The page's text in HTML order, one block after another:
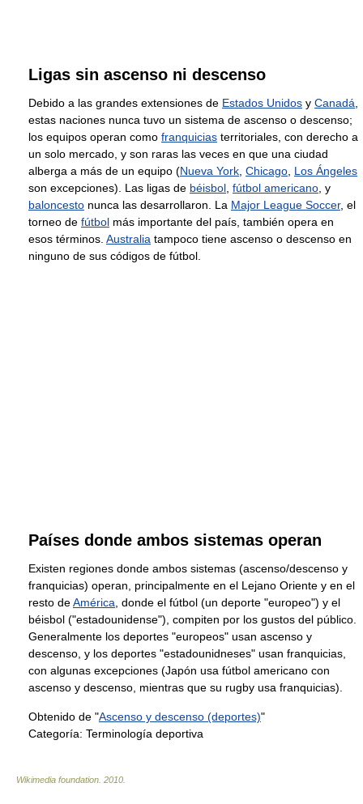
Ligas sin ascenso ni descenso
Debido a las grandes extensiones de Estados Unidos y Canadá
estas naciones nunca tuvo un sistema de ascenso o descenso;
los equipos operan como franquicias territoriales, con derecho a
un solo mercado, y son raras las veces en que una ciudad
alberga a más de un equipo (Nueva York Chicago Los Ángeles
son excepciones). Las ligas de béisbol fútbol americano , y
baloncesto nunca las desarrollaron. La Major League Soccer, el
torneo de fútbol más importante del país, también opera en
esos términos. Australia tampoco tiene ascenso o descenso en
ninguno de sus códigos de fútbol.
Países donde ambos sistemas operan
Existen regiones donde ambos sistemas (ascenso/descenso y
franquicias) operan, principalmente en el Lejano Oriente y en el
resto deAmérica , donde el fútbol (un deporte "europeo") y el
béisbol ("estadounidense"), compiten por los gustos del público.
Generalmente los deportes "europeos" usan ascenso y
descenso, y los deportes "estadounidneses" usan franquicias,
con algunas excepciones (Japón usa fútbol americano con
ascenso y descenso, mientras que su rugby usa franquicias).
Obtenido de "Ascenso y descenso (deportes)"
Categoría: Terminología deportiva
Wikimedia foundation 2010